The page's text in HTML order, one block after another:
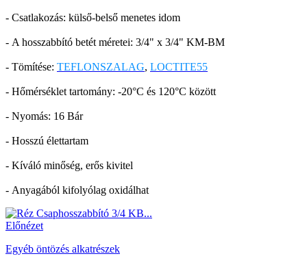
- Csatlakozás: külső-belső menetes idom
- A hosszabbító betét méretei: 3/4" x 3/4" KM-BM
- Tömítése: TEFLONSZALAG, LOCTITE55
- Hőmérséklet tartomány: -20°C és 120°C között
- Nyomás: 16 Bár
- Hosszú élettartam
- Kíváló minőség, erős kivitel
- Anyagából kifolyólag oxidálhat
Előnézet
Egyéb öntözés alkatrészek